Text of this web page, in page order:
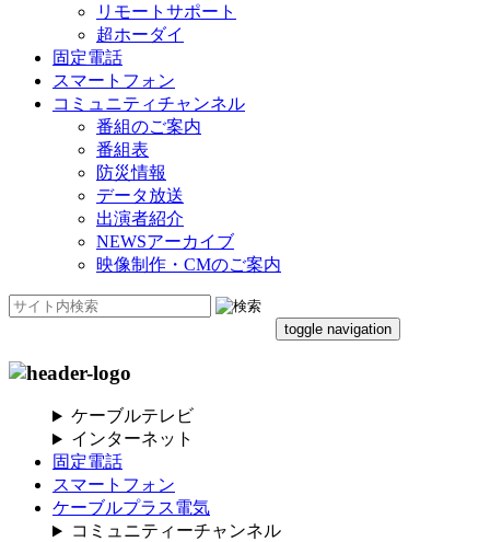
リモートサポート
超ホーダイ
固定電話
スマートフォン
コミュニティチャンネル
番組のご案内
番組表
防災情報
データ放送
出演者紹介
NEWSアーカイブ
映像制作・CMのご案内
toggle navigation
ケーブルテレビ
インターネット
固定電話
スマートフォン
ケーブルプラス電気
コミュニティーチャンネル